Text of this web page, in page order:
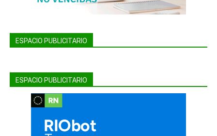
ESPACIO PUBLICITARIO
ESPACIO PUBLICITARIO